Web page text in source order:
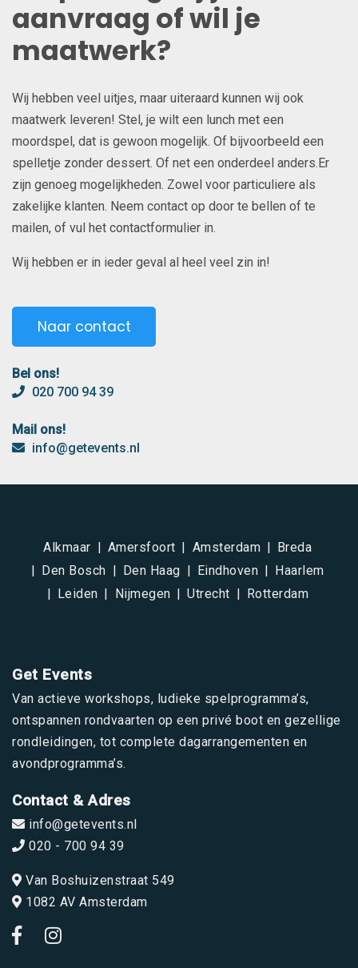
aanvraag of wil je
maatwerk?
Wij hebben veel uitjes, maar uiteraard kunnen wij ook
maatwerk leveren! Stel, je wilt een lunch met een
moordspel, dat is gewoon mogelijk. Of bijvoorbeeld een
spelletje zonder dessert. Of net een onderdeel anders.Er
zijn genoeg mogelijkheden. Zowel voor particuliere als
zakelijke klanten. Neem contact op door te bellen of te
mailen, of vul het contactformulier in.
Wij hebben er in ieder geval al heel veel zin in!
Naar contact
Bel ons!
020 700 94 39
Mail ons!
info@getevents.nl
Alkmaar Amersfoort Amsterdam
Breda
Den Bosch
Den Haag Eindhoven
Haarlem
Leiden
Nijmegen Utrecht Rotterdam
Get Events
Van actieve workshops, ludieke spelprogramma’s,
ontspannen rondvaarten op een privé boot en gezellige
rondleidingen, tot complete dagarrangementen en
avondprogramma’s.
Contact & Adres
info@getevents.nl
020 - 700 94 39
Van Boshuizenstraat 549
1082 AV Amsterdam